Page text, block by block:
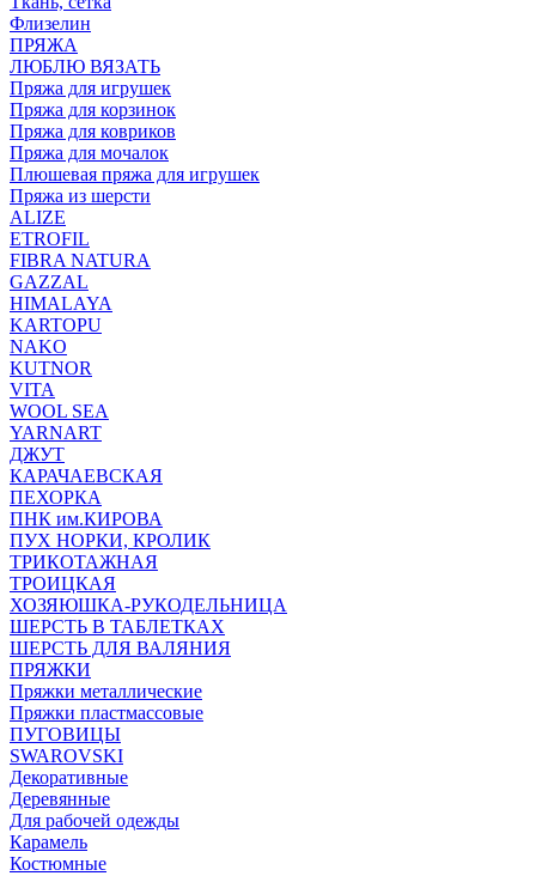
Флизелин
ПРЯЖА
ЛЮБЛЮ ВЯЗАТЬ
Пряжа для игрушек
Пряжа для корзинок
Пряжа для ковриков
Пряжа для мочалок
Плюшевая пряжа для игрушек
Пряжа из шерсти
ALIZE
ETROFIL
FIBRA NATURA
GAZZAL
HIMALAYA
KARTOPU
NAKO
KUTNOR
VITA
WOOL SEA
YARNART
ДЖУТ
КАРАЧАЕВСКАЯ
ПЕХОРКА
ПНК им.КИРОВА
ПУХ НОРКИ, КРОЛИК
ТРИКОТАЖНАЯ
ТРОИЦКАЯ
ХОЗЯЮШКА-РУКОДЕЛЬНИЦА
ШЕРСТЬ В ТАБЛЕТКАХ
ШЕРСТЬ ДЛЯ ВАЛЯНИЯ
ПРЯЖКИ
Пряжки металлические
Пряжки пластмассовые
ПУГОВИЦЫ
SWAROVSKI
Декоративные
Деревянные
Для рабочей одежды
Карамель
Костюмные